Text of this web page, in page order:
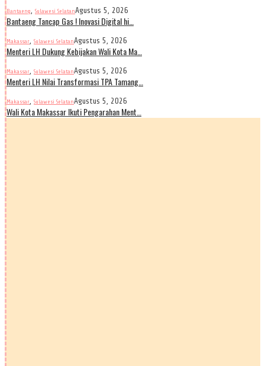
Bantaeng, Sulawesi SelatanAgustus 5, 2026
Bantaeng Tancap Gas ! Inovasi Digital hi…
Makassar, Sulawesi SelatanAgustus 5, 2026
Menteri LH Dukung Kebijakan Wali Kota Ma…
Makassar, Sulawesi SelatanAgustus 5, 2026
Menteri LH Nilai Transformasi TPA Tamang…
Makassar, Sulawesi SelatanAgustus 5, 2026
Wali Kota Makassar Ikuti Pengarahan Ment…